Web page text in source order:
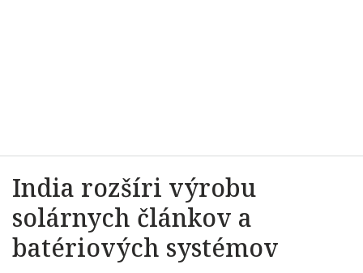
India rozšíri výrobu
solárnych článkov a
batériových systémov